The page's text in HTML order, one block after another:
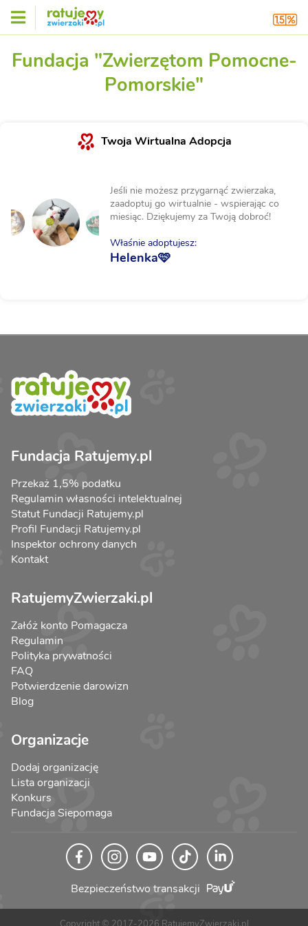
Fundacja "Zwierzętom Pomocne-
Pomorskie"
Twoja Wirtualna Adopcja
Jeśli nie możesz przygarnąć zwierzaka,
zaadoptuj go wirtualnie - wspierając co
miesiąc. Dziękujemy za Twoją dobroć!
Właśnie adoptujesz:
Helenka🩷
Fundacja Ratujemy.pl
Przekaż 1,5% podatku
Regulamin własności intelektualnej
Statut Fundacji Ratujemy.pl
Profil Fundacji Ratujemy.pl
Inspektor ochrony danych
Kontakt
RatujemyZwierzaki.pl
Załóż konto Pomagacza
Regulamin
Polityka prywatności
FAQ
Potwierdzenie darowizn
Blog
Organizacje
Dodaj organizację
Lista organizacji
Konkurs
Fundacja Siepomaga
Bezpieczeństwo transakcji